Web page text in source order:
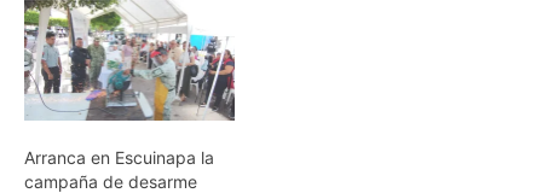
Arranca en Escuinapa la
campaña de desarme